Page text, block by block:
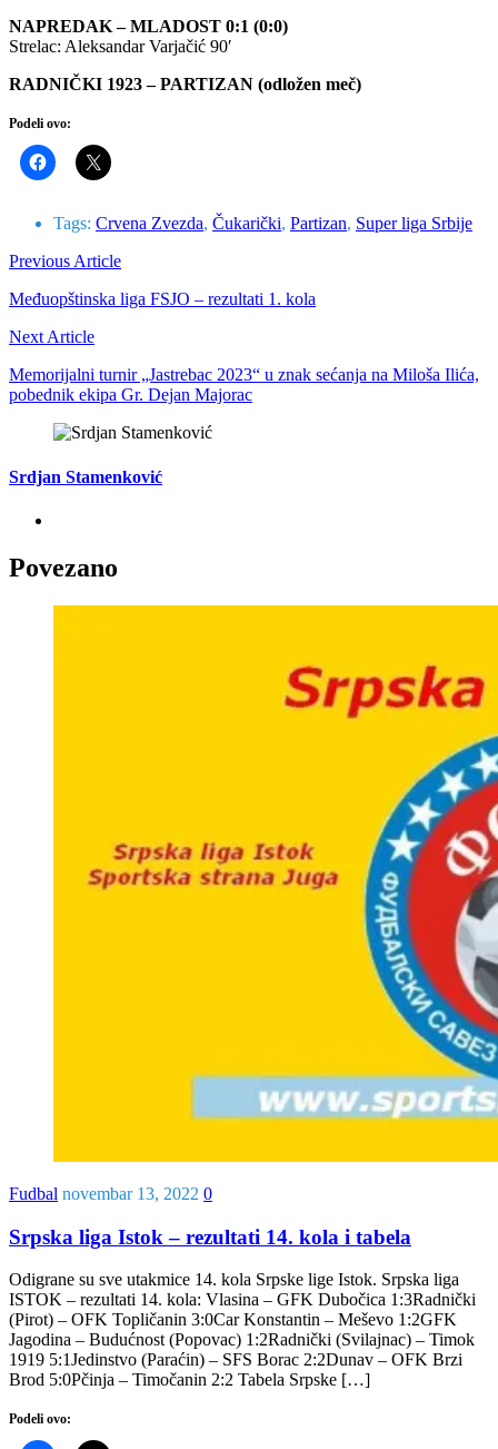
NAPREDAK – MLADOST 0:1 (0:0)
Strelac: Aleksandar Varjačić 90′
RADNIČKI 1923 – PARTIZAN (odložen meč)
Podeli ovo:
Tags: Crvena Zvezda, Čukarički, Partizan, Super liga Srbije
Previous Article
Međuopštinska liga FSJO – rezultati 1. kola
Next Article
Memorijalni turnir „Jastrebac 2023“ u znak sećanja na Miloša Ilića,
pobednik ekipa Gr. Dejan Majorac
Srdjan Stamenković
Povezano
Fudbal novembar 13, 2022 0
Srpska liga Istok – rezultati 14. kola i tabela
Odigrane su sve utakmice 14. kola Srpske lige Istok. Srpska liga
ISTOK – rezultati 14. kola: Vlasina – GFK Dubočica 1:3Radnički
(Pirot) – OFK Topličanin 3:0Car Konstantin – Meševo 1:2GFK
Jagodina – Budućnost (Popovac) 1:2Radnički (Svilajnac) – Timok
1919 5:1Jedinstvo (Paraćin) – SFS Borac 2:2Dunav – OFK Brzi
Brod 5:0Pčinja – Timočanin 2:2 Tabela Srpske […]
Podeli ovo: